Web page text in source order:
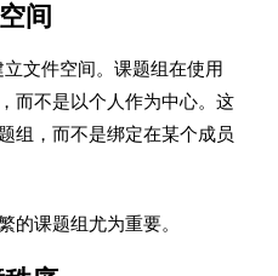
间
文件空间。课题组在使用
而不是以个人作为中心。这
组，而不是绑定在某个成员
的课题组尤为重要。